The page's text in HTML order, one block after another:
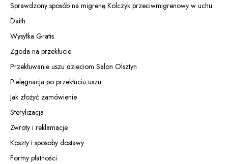
Sprawdzony sposób na migrenę Kolczyk przeciwmigrenowy w uchu
Daith
Wysyłka Gratis
Zgoda na przekłucie
Przekłuwanie uszu dzieciom Salon Olsztyn
Pielęgnacja po przekłuciu uszu
Jak złożyć zamówienie
Sterylizacja
Zwroty i reklamacje
Koszty i sposoby dostawy
Formy płatności